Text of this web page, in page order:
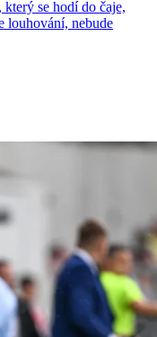
se hodí do čaje,
louhování, nebude